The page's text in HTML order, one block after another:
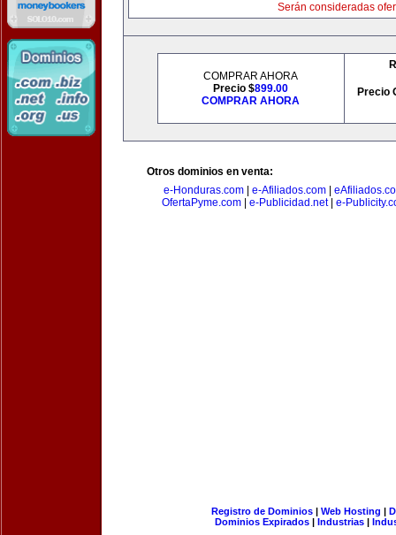
Serán consideradas
COMPRAR AHORA
Precio $899.00
COMPRAR AHORA
Precio
Otros dominios en venta:
e-Honduras.com| e-Afiliados.com|
OfertaPyme.com| e-Publicidad.net| e-
Registro de Dominios| Web Hosting |
Dominios Expirados | Industrias |